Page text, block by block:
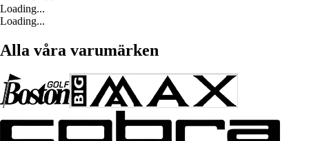
Loading...
Loading...
Alla våra varumärken